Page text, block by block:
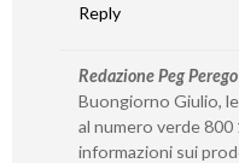
Reply
Redazione Peg Perego
Buongiorno Giulio,
al numero verde 800
informazioni sui